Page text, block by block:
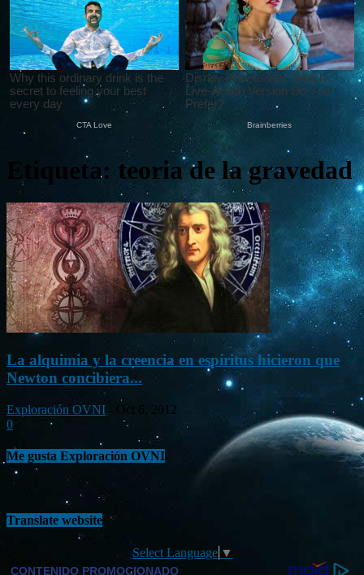
Etiqueta: teoria de la gravedad
La alquimia y la creencia en espíritus hicieron que
Newton concibiera...
Exploración OVNI
Oct 6, 2012
0
Me gusta Exploración OVNI
Translate website
Select Language ▼